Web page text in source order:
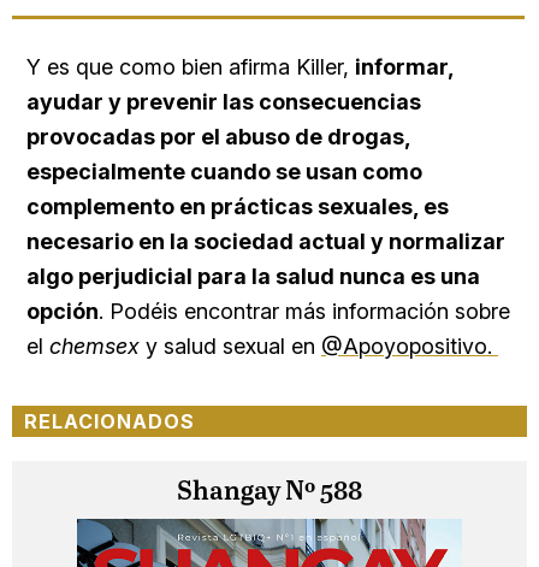
Y es que como bien afirma Killer, informar,
ayudar y prevenir las consecuencias
provocadas por el abuso de drogas,
especialmente cuando se usan como
complemento en prácticas sexuales, es
necesario en la sociedad actual y normalizar
algo perjudicial para la salud nunca es una
opción. Podéis encontrar más información sobre
el chemsex y salud sexual en @Apoyopositivo.
RELACIONADOS
Shangay Nº 588